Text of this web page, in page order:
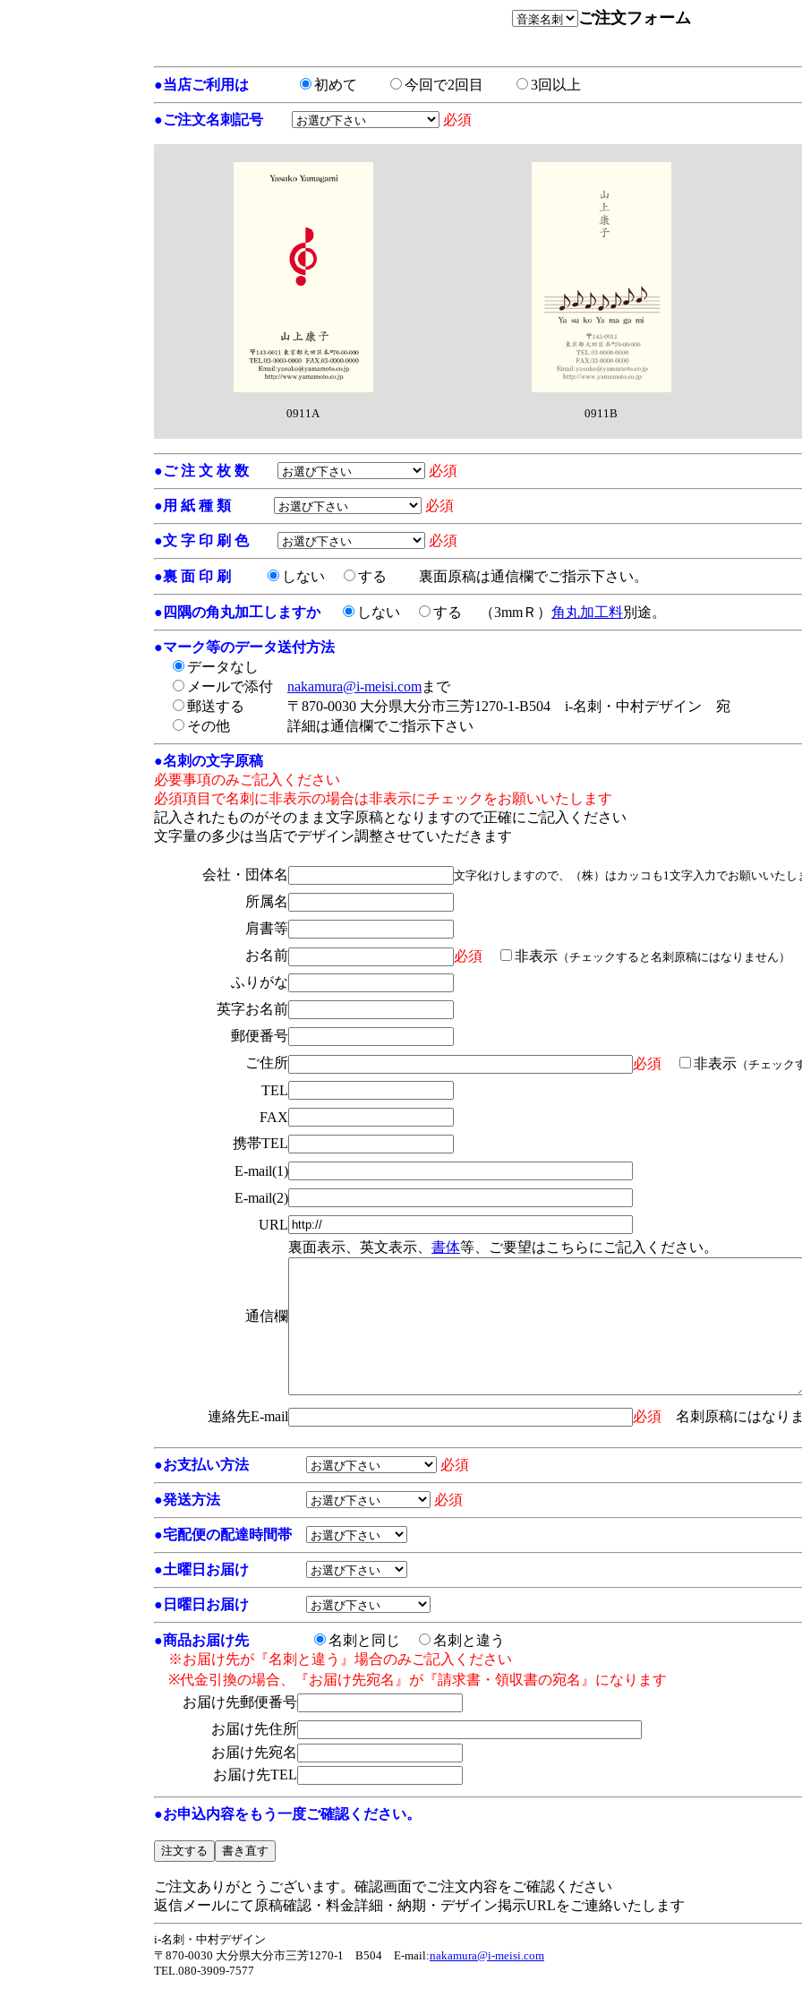
ご注文フォーム
●当店ご利用は 初めて 今回で2回目 3回以上
●ご注文名刺記号 必須
0911A 0911B
●ご 注 文 枚 数 必須
●用 紙 種 類 必須
●文 字 印 刷 色 必須
●裏 面 印 刷 しない する 裏面原稿は通信欄でご指示下さい。
● 四隅の角丸加工しますか しない する （3mmＲ） 角丸加工料別途。
●マーク等のデータ送付方法
データなし
メールで添付 nakamura@i-meisi.comまで
郵送する 〒870-0030 大分県大分市三芳1270-1-B504 i-名刺・中村デザイン 宛
その他 詳細は通信欄でご指示下さい
●名刺の文字原稿
必要事項のみご記入ください
必須項目で名刺に非表示の場合は非表示にチェックをお願いいたします
記入されたものがそのまま文字原稿となりますので正確にご記入ください
文字量の多少は当店でデザイン調整させていただきます
会社・団体名 文字化けしますので、（株）はカッコも1文字入力でお願いいたし
所属名
肩書等
お名前
必須 非表示 （チェックすると名刺原稿にはなりません）
ふりがな
英字お名前
郵便番号
ご住所
必須 非表示 （チェッ
TEL
FAX
携帯TEL
E-mail(1)
E-mail(2)
URL
通信欄
裏面表示、英文表示、 書体等、ご要望はこちらにご記入ください。
連絡先E-mail 必須 名刺原稿にはなり
●お支払い方法 必須
●発送方法 必須
●宅配便の配達時間帯
●土曜日お届け
● 日曜日お届け
●商品お届け先 名刺と同じ
名刺と違う
※お届け先が『名刺と違う』場合のみご記入ください
※代金引換の場合、『お届け先宛名』が『請求書・領収書の宛名』になります
お届け先郵便番号
お届け先住所
お届け先宛名
お届け先TEL
●お申込内容をもう一度ご確認ください。
ご注文ありがとうございます。確認画面でご注文内容をご確認ください
返信メールにて原稿確認・料金詳細・納期・デザイン掲示URLをご連絡いたします
i-名刺・中村デザイン
〒870-0030 大分県大分市三芳1270-1 B504 E-mail:nakamura@i-meisi.com
TEL.080-3909-7577